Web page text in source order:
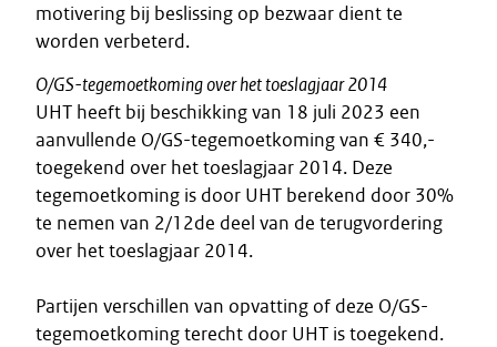
motivering bij beslissing op bezwaar dient te
worden verbeterd.
O/GS-tegemoetkoming over het toeslagjaar 2014
UHT heeft bij beschikking van 18 juli 2023 een
aanvullende O/GS-tegemoetkoming van € 340,-
toegekend over het toeslagjaar 2014. Deze
tegemoetkoming is door UHT berekend door 30%
te nemen van 2/12de deel van de terugvordering
over het toeslagjaar 2014.
Partijen verschillen van opvatting of deze O/GS-
tegemoetkoming terecht door UHT is toegekend.